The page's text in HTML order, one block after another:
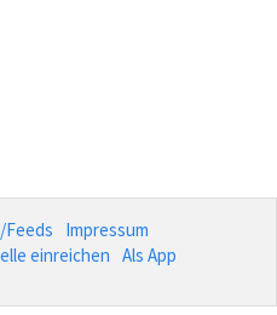
Feeds
Impressum
einreichen Als App